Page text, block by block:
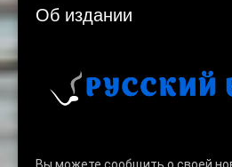
Об издании
Вы можете сообщить о своей